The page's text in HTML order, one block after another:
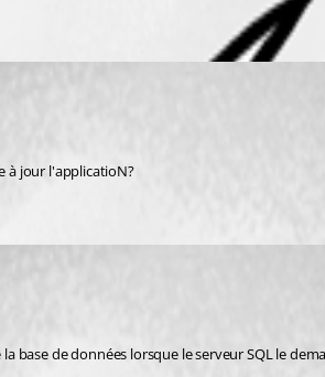
à jour l'applicatioN?
base de données lorsque le serveur SQL le